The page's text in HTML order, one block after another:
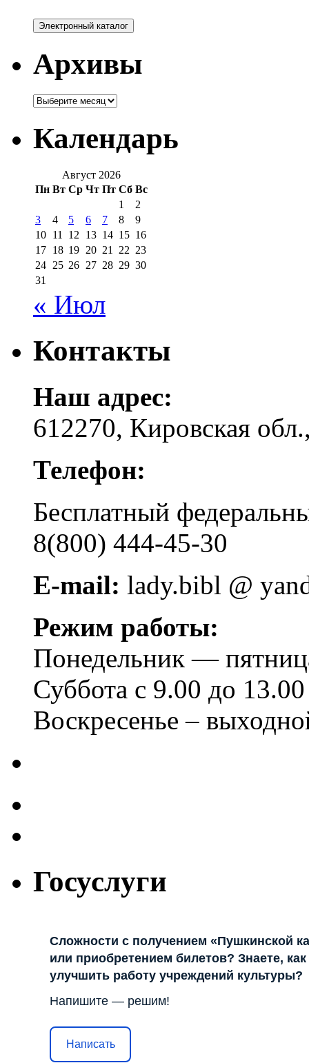
Архивы
Архивы
Календарь
Август 2026
Пн Вт Ср Чт Пт Сб Вс
1
2
3
4 5 6 7 8
9
10 11 12 13 14 15 16
17 18 19 20 21 22 23
24 25 26 27 28 29 30
31
« Июл
Контакты
Наш адрес:
612270, Кировская
Телефон:
Бесплатный
8(800) 444-45-30
E-mail: lady.bibl @
Режим работы:
Понедельник —
Суббота с 9.00 до 13.00
Воскресенье –
Госуслуги
Сложности с получением «Пушкинской
или приобретением билетов? Знаете, как
улучшить работу учреждений культуры?
Напишите — решим!
Написать